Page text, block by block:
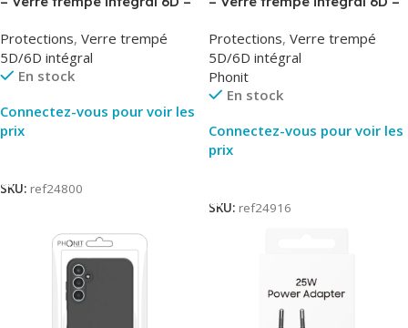
Protections, Verre trempé
5D/6D intégral
En stock
Connectez-vous pour voir les
prix
SKU: ref24800
Protections, Verre trempé
5D/6D intégral
Phonit
En stock
Connectez-vous pour voir les
prix
SKU: ref24916